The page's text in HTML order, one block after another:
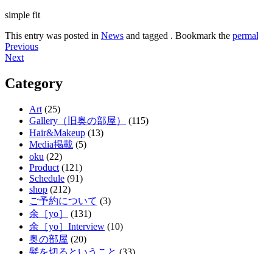
simple fit
This entry was posted in News and tagged . Bookmark the
Post
navigation
Previous
Next
Category
Art (25)
Gallery（旧奥の部屋）
(115)
Hair&Makeup (13)
Media掲載 (5)
oku (22)
Product (121)
Schedule (91)
shop (212)
ご予約について (3)
余［yo］
(131)
余［yo］Interview (10)
奥の部屋 (20)
髪を切るということ (33)